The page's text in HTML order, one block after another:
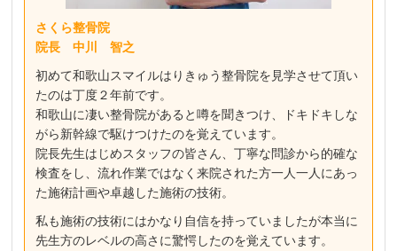
さくら整骨院
院長 中川 智之
初めて和歌山スマイルはりきゅう整骨院を見学させて頂い
たのは丁度２年前です。
和歌山に凄い整骨院があると噂を聞きつけ、ドキドキしな
がら新幹線で駆けつけたのを覚えています。
院長先生はじめスタッフの皆さん、丁寧な問診から的確な
検査をし、流れ作業ではなく来院された方一人一人にあっ
た施術計画や卓越した施術の技術。
私も施術の技術にはかなり自信を持っていましたが本当に
先生方のレベルの高さに驚愕したのを覚えています。